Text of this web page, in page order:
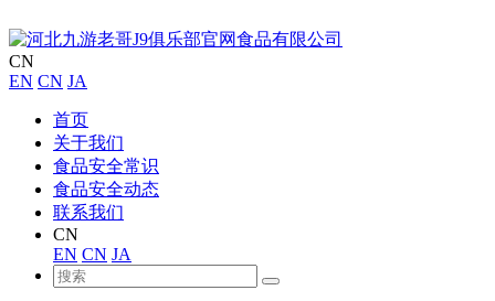
CN
EN CN JA
首页
关于我们
食品安全常识
食品安全动态
联系我们
CN
EN CN JA